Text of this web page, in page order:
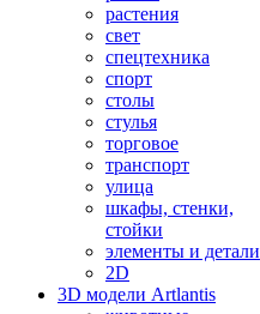
растения
свет
спецтехника
спорт
столы
стулья
торговое
транспорт
улица
шкафы, стенки,
стойки
элементы и детали
2D
3D модели Artlantis